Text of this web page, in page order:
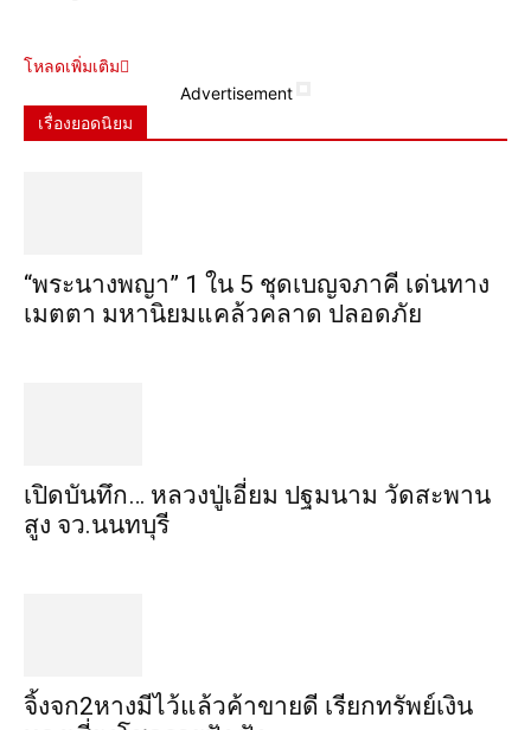
โหลดเพิ่มเติม
Advertisement
เรื่องยอดนิยม
“พระ​นาง​พญา” 1 ใน 5​ ชุดเบญจ​ภาคี​ เด่นทาง
เมตตา​ มหา​นิยม​แคล้วคลาด​ ปลอดภัย​
เปิดบันทึก… หลวงปู่เอี่ยม ​ปฐม​นาม​ วัดสะพาน
สูง​ จว.นนทบุรี
จิ้งจก​2​หาง​มีไว้แล้ว​ค้าขาย​ดี​ เรียก​ทรัพย์เงิน